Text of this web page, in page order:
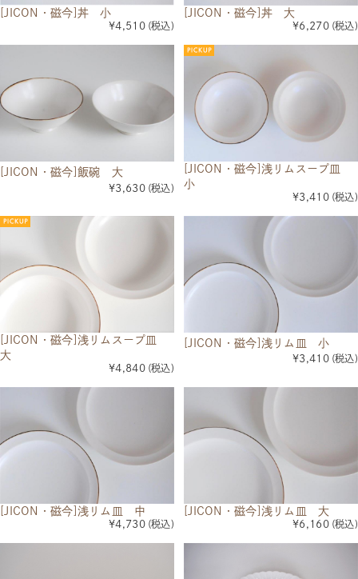
[JICON・磁今]丼 小
¥4,510 (税込)
[JICON・磁今]丼 大
¥6,270 (税込)
[JICON・磁今]飯碗 大
¥3,630 (税込)
[JICON・磁今]浅リムスープ皿
小
¥3,410 (税込)
[JICON・磁今]浅リムスープ皿
大
¥4,840 (税込)
[JICON・磁今]浅リム皿 小
¥3,410 (税込)
[JICON・磁今]浅リム皿 中
¥4,730 (税込)
[JICON・磁今]浅リム皿 大
¥6,160 (税込)